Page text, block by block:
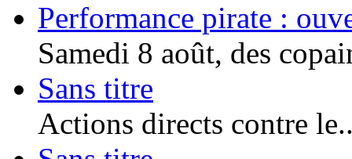
Performance pirate :
Samedi 8 août, des
Sans titre
Actions directs contre